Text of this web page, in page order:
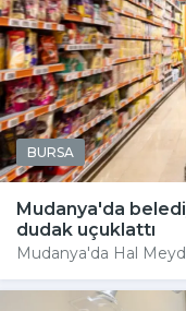
BURSA
Mudanya'da
dudak uçuklattı
Mudanya'da Hal